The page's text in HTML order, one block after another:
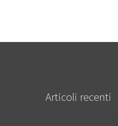
Articoli recenti